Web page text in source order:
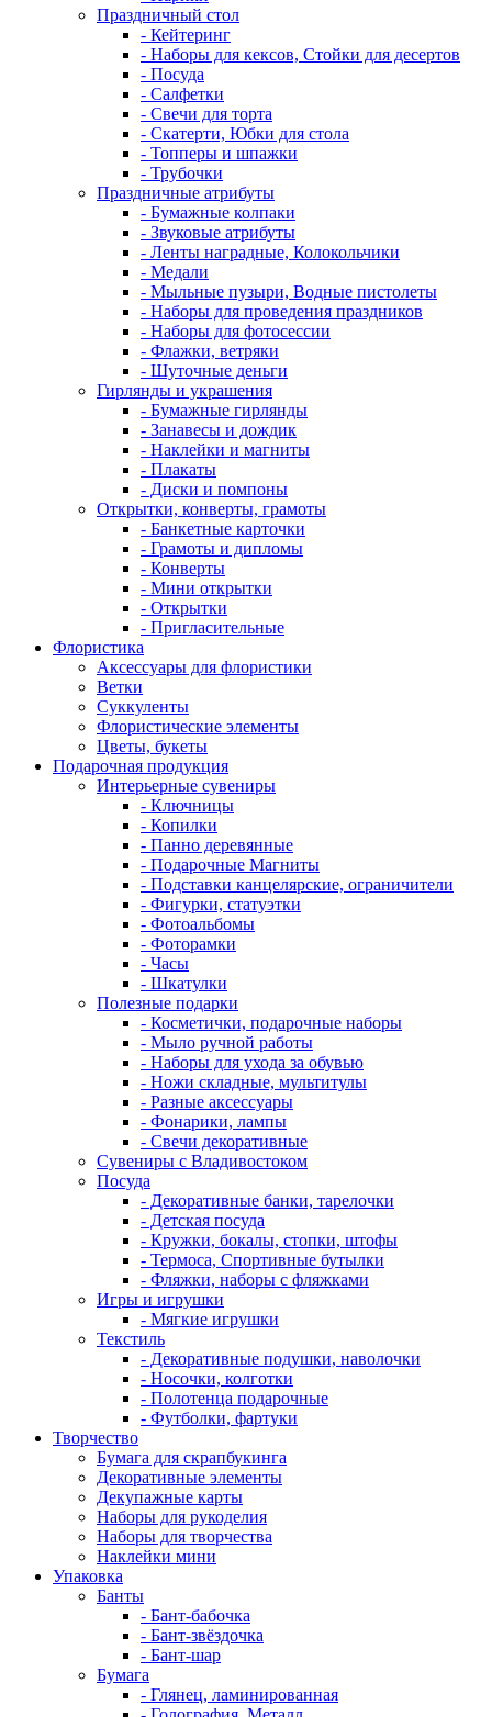
Праздничный стол
- Кейтеринг
- Наборы для кексов, Стойки для десертов
- Посуда
- Салфетки
- Свечи для торта
- Скатерти, Юбки для стола
- Топперы и шпажки
- Трубочки
Праздничные атрибуты
- Бумажные колпаки
- Звуковые атрибуты
- Ленты наградные, Колокольчики
- Медали
- Мыльные пузыри, Водные пистолеты
- Наборы для проведения праздников
- Наборы для фотосессии
- Флажки, ветряки
- Шуточные деньги
Гирлянды и украшения
- Бумажные гирлянды
- Занавесы и дождик
- Наклейки и магниты
- Плакаты
- Диски и помпоны
Открытки, конверты, грамоты
- Банкетные карточки
- Грамоты и дипломы
- Конверты
- Мини открытки
- Открытки
- Пригласительные
Флористика
Аксессуары для флористики
Ветки
Суккуленты
Флористические элементы
Цветы, букеты
Подарочная продукция
Интерьерные сувениры
- Ключницы
- Копилки
- Панно деревянные
- Подарочные Магниты
- Подставки канцелярские, ограничители
- Фигурки, статуэтки
- Фотоальбомы
- Фоторамки
- Часы
- Шкатулки
Полезные подарки
- Косметички, подарочные наборы
- Мыло ручной работы
- Наборы для ухода за обувью
- Ножи складные, мультитулы
- Разные аксессуары
- Фонарики, лампы
- Свечи декоративные
Сувениры с Владивостоком
Посуда
- Декоративные банки, тарелочки
- Детская посуда
- Кружки, бокалы, стопки, штофы
- Термоса, Спортивные бутылки
- Фляжки, наборы с фляжками
Игры и игрушки
- Мягкие игрушки
Текстиль
- Декоративные подушки, наволочки
- Носочки, колготки
- Полотенца подарочные
- Футболки, фартуки
Творчество
Бумага для скрапбукинга
Декоративные элементы
Декупажные карты
Наборы для рукоделия
Наборы для творчества
Наклейки мини
Упаковка
Банты
- Бант-бабочка
- Бант-звёздочка
- Бант-шар
Бумага
- Глянец, ламинированная